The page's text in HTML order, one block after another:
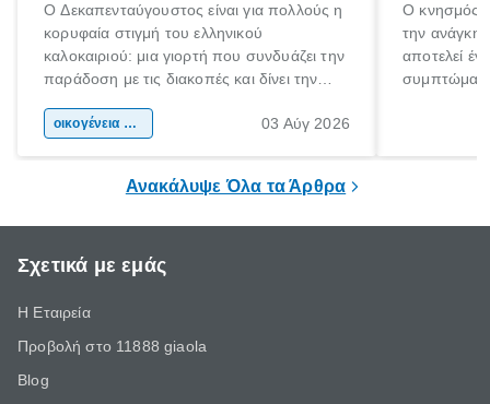
Ο Δεκαπενταύγουστος είναι για πολλούς η
κορυφαία στιγμή του ελληνικού
καλοκαιριού: μια γιορτή που συνδυάζει την
παράδοση με τις διακοπές και δίνει την
χώρας. Είτε πρόκειται για λίγες μέρες
οικογένεια & παιδί 03 Αύγ 2026
Ο κνησμός
την ανάγκη
αποτελεί
Ανακάλυψε Όλα τα Άρθρα
Σχετικά με εμάς
Η Εταιρεία
Προβολή στο 11888 giaola
Blog